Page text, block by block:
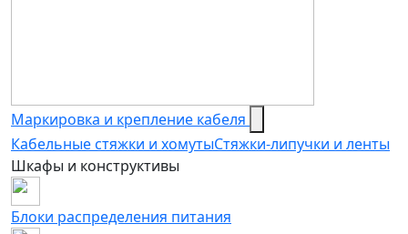
Маркировка и крепление кабеля
Кабельные стяжки и хомутыСтяжки-липучки и ленты
Шкафы и конструктивы
Блоки распределения питания